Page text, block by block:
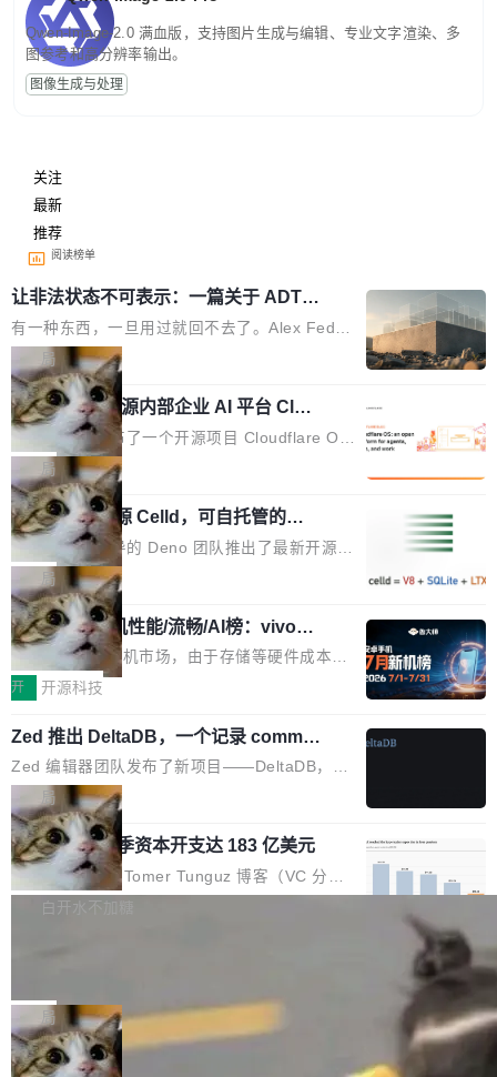
Qwen-Image-2.0 满血版，支持图片生成与编辑、专业文字渲染、多
图参考和高分辨率输出。
图像生成与处理
关注
最新
推荐
阅读榜单
让非法状态不可表示：一篇关于 ADT
的帖子在 Reddit 火了
有一种东西，一旦用过就回不去了。Alex Fedos
eev 管它叫"软件设计的基石"。 他说的东西不新
鲜——代数数据类型（ADT），尤其是和类型
（sum type）。但他说清楚了一件事：这不是类
型系统的学术体操，是日常编码的思维方式。 文
章从一个简单的例子切入。一个网站的深色主题
设置，如果用布尔值 + 可空字段来表示——bool
ean 表示是否可切换，nullable 的默认模式、浅
色方案、深色方案——会产生大量无意义的组
合。方案缺了、配置冲突了、全 null 了。要知道
哪些组合有效，作者说，你得靠"文档、校验、或
者部落知识"。 换个写法。Rust 的 enum，两个
变体：Switchable...
局
Cloudflare 开源内部企业 AI 平台 Clou
dflare OS
Cloudflare 发布了一个开源项目 Cloudflare O
S。如果你只看官方博客，你会觉得这是又一
个"AI 知识库 + 聊天机器人"——每个大厂都在
做，没什么新鲜的。 但 Kenton Varda 在 Twitte
r 上把事情说清楚了： 今天我们发布了 Cloudfla
re OS，一个带连接器的聊天机器人，跟其他所
有科技公司做的一样。只不过，实际上它不一
样。这是 Sandstorm.io 的重制版，我十年前的
那个创业公司。不同的是，这次它构建在 Cloudf
lare Workers 上——我花了九年时间搭建的平台
——并且深度集成了 AI。这基本上是我十年秘密
计划的顶峰。 十年前，Ken...
局
Deno 团队开源 Celld，可自托管的分
布式 Durable Objects
Ryan Dahl 领导的 Deno 团队推出了最新开源项
目 Celld，一个能在自己机器上运行 Cloudflare
Workers 和 Durable Objects 的守护进程。 设
计思路很直接：每个对象是一个独立的 SQLite
数据库，按名称寻址，复制到你自己的 S3 兼容
存储库里。节点之间只通过这个存储库协调——
个小型数据库，应用天然按分片构建，单个数据
库的竞争和爆炸半径问题在设计层面就被消除
了。 闲置的 cell 会休眠到几乎不占资源。当 cel
l 迁移或唤醒时，新宿主从 S3 恢复 SQLite 数据
库继续执行。存储库是持久化的唯一真相...
局
鲁大师7月新机性能/流畅/AI榜：vivo夺
性能、流畅双第一，三星Galaxy Z系列
新折叠缺席
2026年7月的手机市场，由于存储等硬件成本暴
增，手机厂商的日子也不好过啊，新机速度明显
高价的三星折叠（三星Galaxy Z Fold8 Ultra / Z
Fold8 / Z Flip8）外，其余要么是中低端机器，
例如iQOO Z11i、REDMI Note 17、REDMI No
te 17 Pro、OPPO K15，要么是vivo X300 E这
样的次旗舰。 Galaxy Z Fold8 Ultra / Z Fold8 /
Z Flip8三款折叠屏新机均在7月22日发布，且全
部搭载骁龙8 Elite Gen5 for Galaxy，它们本该
开 开源科技
Zed 推出 DeltaDB，一个记录 commit
之间所有操作的版本控制系统
Zed 编辑器团队发布了新项目——DeltaDB，一
个在 git commit 之间记录每一次编辑操作的版
本控制系统。目前处于 Early Access 阶段。 De
ltaDB 的核心思路直接写在 landing page 最显
眼的位置：「Software is made between com
mits」——软件是在 commit 之间写出来的。git
是把这段空隙补上。 回退到任何一次编辑：Delt
aDB 捕获 commit 之间的每一次操作，...
局
SpaceXAI 单季资本开支达 183 亿美元
根据风险投资人Tomer Tunguz 博客（VC 分
析）披露的最新分析与第二季度业绩报告，Spac
微软同期总资本开支的四成。 与亚马逊、Alpha
bet、微软以及 Meta 等传统科技巨头相比，Spa
ceXAI的资金消耗速度尤为引人瞩目。然而，支
白开水不加糖
一个在终端里运行的编程 agent；Muse Spark
1.2，驱动这个 agent 的新模型。一句话概括：
你可以用 curl -fsSL https://dev.meta.ai/install.
局
美团开源 LoHoSearch，用知识图谱校